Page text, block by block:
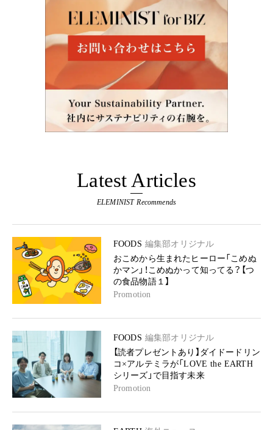
Latest Articles
ELEMINIST Recommends
FOODS 編集部オリジナル
おこめから生まれたヒーロー「こめぬ
かマン」！こめぬかって知ってる？【つ
の食品物語１】
Promotion
FOODS 編集部オリジナル
【読者プレゼントあり】ダイドードリン
コ×アルテミラが「LOVE the EARTH
シリーズ」で目指す未来
Promotion